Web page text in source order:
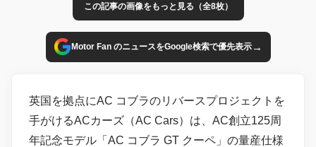
この記事の画像をもっと見る（全8枚）
Motor Fan のニュースをGoogle検索で優先表示→
英国を拠点にAC コブラのリバースプロジェクトを
手がけるACカーズ（AC Cars）は、AC創立125周
年記念モデル「AC コブラ GT クーペ」の量産仕様